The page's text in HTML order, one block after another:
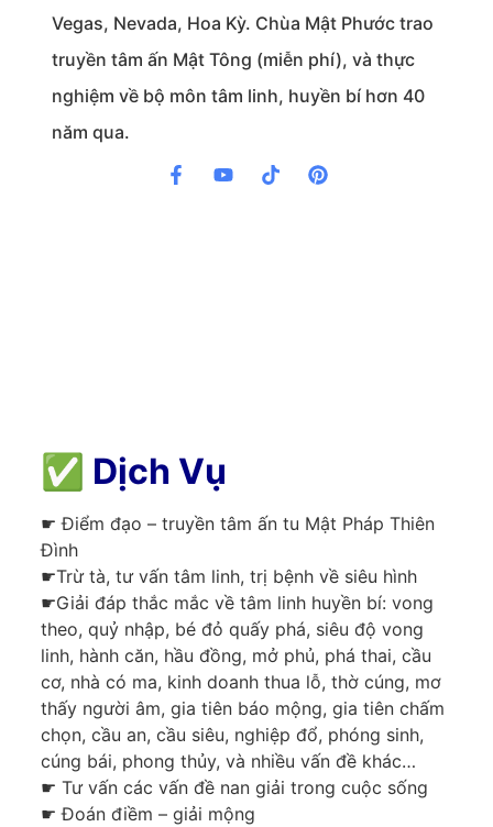
Vegas, Nevada, Hoa Kỳ. Chùa Mật Phước trao
truyền tâm ấn Mật Tông (miễn phí), và thực
nghiệm về bộ môn tâm linh, huyền bí hơn 40
năm qua.
✅ Dịch Vụ
☛ Điểm đạo – truyền tâm ấn tu Mật Pháp Thiên
Đình
☛Trừ tà, tư vấn tâm linh, trị bệnh về siêu hình
☛Giải đáp thắc mắc về tâm linh huyền bí: vong
theo, quỷ nhập, bé đỏ quấy phá, siêu độ vong
linh, hành căn, hầu đồng, mở phủ, phá thai, cầu
cơ, nhà có ma, kinh doanh thua lỗ, thờ cúng, mơ
thấy người âm, gia tiên báo mộng, gia tiên chấm
chọn, cầu an, cầu siêu, nghiệp đổ, phóng sinh,
cúng bái, phong thủy, và nhiều vấn đề khác…
☛ Tư vấn các vấn đề nan giải trong cuộc sống
☛ Đoán điềm – giải mộng